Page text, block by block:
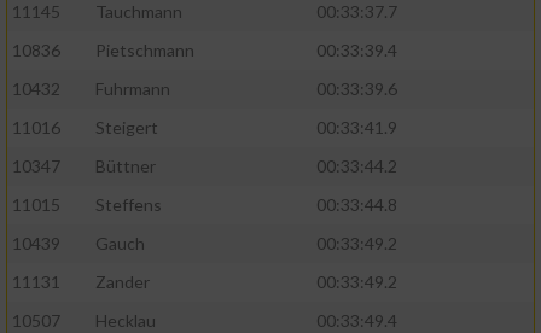
11145
Tauchmann
00:33:37.7
10836
Pietschmann
00:33:39.4
10432
Fuhrmann
00:33:39.6
11016
Steigert
00:33:41.9
10347
Büttner
00:33:44.2
11015
Steffens
00:33:44.8
10439
Gauch
00:33:49.2
11131
Zander
00:33:49.2
10507
Hecklau
00:33:49.4